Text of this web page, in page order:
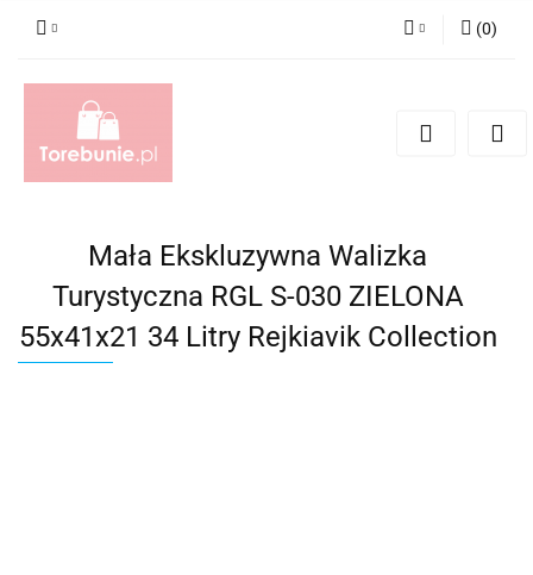
Zarejestruj się
(0)
Mała Ekskluzywna Walizka
Turystyczna RGL S-030 ZIELONA
55x41x21 34 Litry Rejkiavik Collection